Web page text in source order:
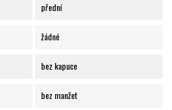
přední
žádné
bez kapuce
bez manžet